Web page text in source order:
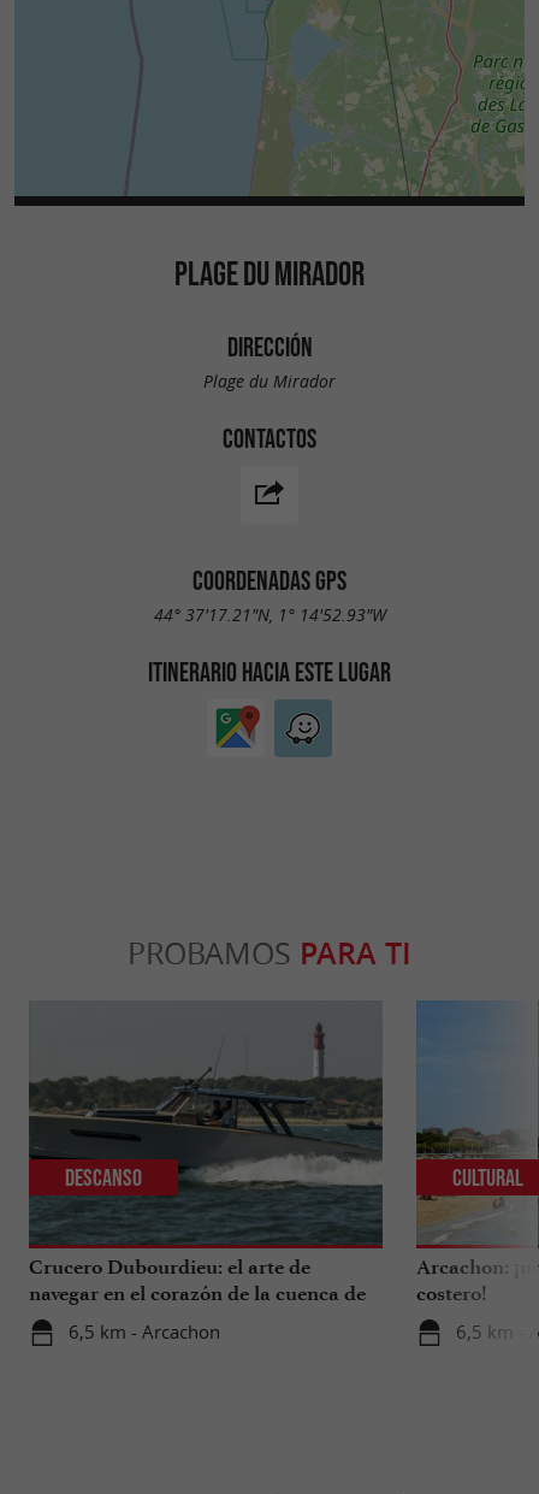
PLAGE DU MIRADOR
DIRECCIÓN
Plage du Mirador
CONTACTOS
COORDENADAS GPS
44° 37'17.21"N, 1° 14'52.93"W
ITINERARIO HACIA ESTE LUGAR
PROBAMOS PARA TI
Crucero Dubourdieu: el arte de
navegar en el corazón de la cuenca de
Arcachon.
6,5 km - Arcachon
Descanso
Arcachon:
costero!
6,5 km -
Cultural